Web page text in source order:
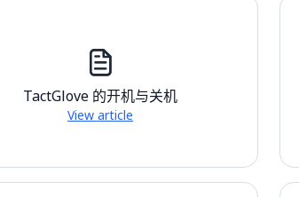
TactGlove 的开机与关机
View article